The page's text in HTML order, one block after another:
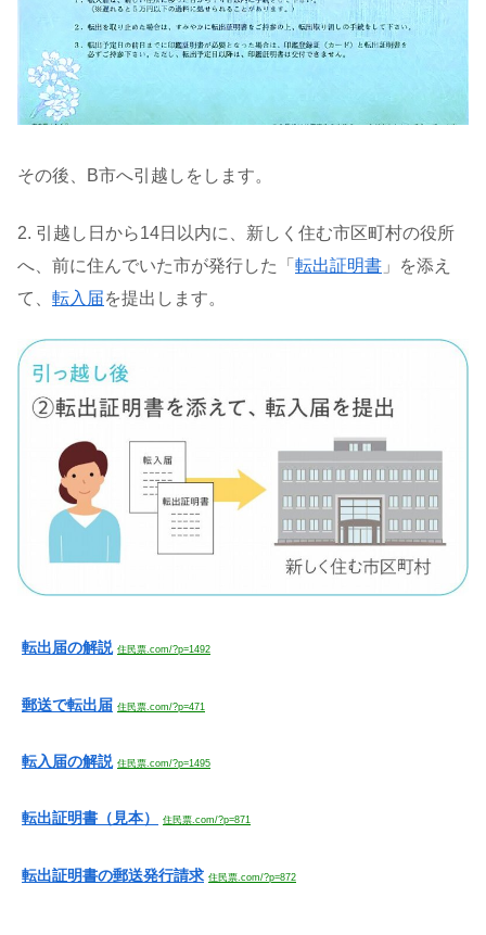
その後、B市へ引越しをします。
2. 引越し日から14日以内に、新しく住む市区町村の役所
へ、前に住んでいた市が発行した「 転出証明書 」を添え
て、 転入届を提出します。
転出届の解説 住民票.com/?p=1492
郵送で転出届 住民票.com/?p=471
転入届の解説 住民票.com/?p=1495
転出証明書（見本） 住民票.com/?p=871
転出証明書の郵送発行請求 住民票.com/?p=872